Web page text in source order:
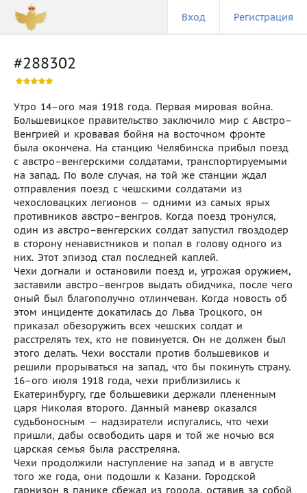
Вход Регистрация
#288302
Утро 14–ого мая 1918 года. Первая мировая война.
Большевицкое правительство заключило мир с Австро–
Венгрией и кровавая бойня на восточном фронте
была окончена. На станцию Челябинска прибыл поезд
с австро–венгерскими солдатами, транспортируемыми
на запад. По воле случая, на той же станции ждал
отправления поезд с чешскими солдатами из
чехословацких легионов — одними из самых ярых
противников австро–венгров. Когда поезд тронулся,
один из австро–венгерских солдат запустил гвоздодер
в сторону ненавистников и попал в голову одного из
них. Этот эпизод стал последней каплей.
Чехи догнали и остановили поезд и, угрожая оружием,
заставили австро–венгров выдать обидчика, после чего
оный был благополучно отлинчеван. Когда новость об
этом инциденте докатилась до Льва Троцкого, он
приказал обезоружить всех чешских солдат и
расстрелять тех, кто не повинуется. Он не должен был
этого делать. Чехи восстали против большевиков и
решили прорываться на запад, что бы покинуть страну.
16–ого июля 1918 года, чехи приблизились к
Екатеринбургу, где большевики держали плененным
царя Николая второго. Данный маневр оказался
судьбоносным — надзиратели испугались, что чехи
пришли, дабы освободить царя и той же ночью вся
царская семья была расстреляна.
Чехи продолжили наступление на запад и в августе
того же года, они подошли к Казани. Городской
гарнизон в панике сбежал из города, оставив за собой